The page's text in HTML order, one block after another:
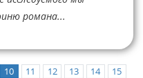
романа...
10 11 12 13 14
15